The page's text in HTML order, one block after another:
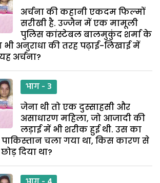
अर्चना की कहानी एकदम फिल्मों
सरीखी है. उज्जैन में एक मामूली
पुलिस कांस्टेबल बालमुकुंद शर्मा के
भी अनुराधा की तरह पढ़ाई-लिखाई में
अर्चना?
भाग - 3
जेना थी तो एक दुस्साहसी और
असाधारण महिला, जो आजादी की
लड़ाई में भी शरीक हुई थी. उस का
चला गया था, किस कारण से
दिया था?